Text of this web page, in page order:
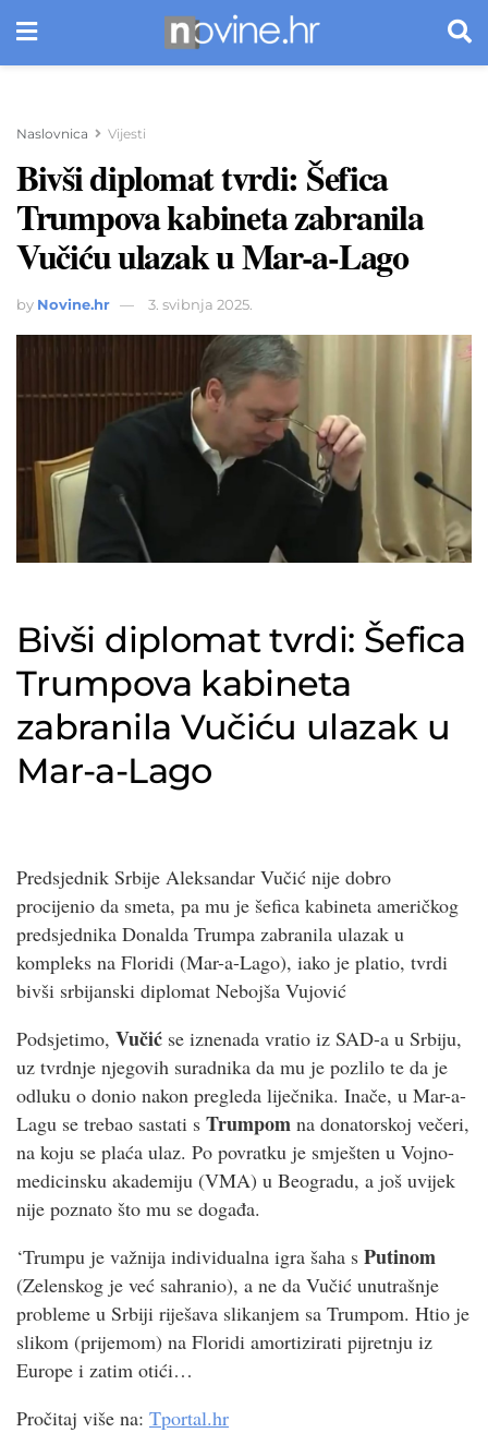
Naslovnica Vijesti
Bivši diplomat tvrdi: Šefica
Trumpova kabineta zabranila
Vučiću ulazak u Mar-a-Lago
by Novine.hr 3. svibnja 2025.
Bivši diplomat tvrdi: Šefica
Trumpova kabineta
zabranila Vučiću ulazak u
Mar-a-Lago
Predsjednik Srbije Aleksandar Vučić nije dobro
procijenio da smeta, pa mu je šefica kabineta američkog
predsjednika Donalda Trumpa zabranila ulazak u
kompleks na Floridi (Mar-a-Lago), iako je platio, tvrdi
bivši srbijanski diplomat Nebojša Vujović
Podsjetimo, Vučić se iznenada vratio iz SAD-a u Srbiju,
uz tvrdnje njegovih suradnika da mu je pozlilo te da je
odluku o donio nakon pregleda liječnika. Inače, u Mar-a-
Lagu se trebao sastati s Trumpom na donatorskoj večeri,
na koju se plaća ulaz. Po povratku je smješten u Vojno-
medicinsku akademiju (VMA) u Beogradu, a još uvijek
nije poznato što mu se događa.
‘Trumpu je važnija individualna igra šaha s Putinom
(Zelenskog je već sahranio), a ne da Vučić unutrašnje
probleme u Srbiji riješava slikanjem sa Trumpom. Htio je
slikom (prijemom) na Floridi amortizirati pijretnju iz
Europe i zatim otići…
Pročitaj više na: Tportal.hr